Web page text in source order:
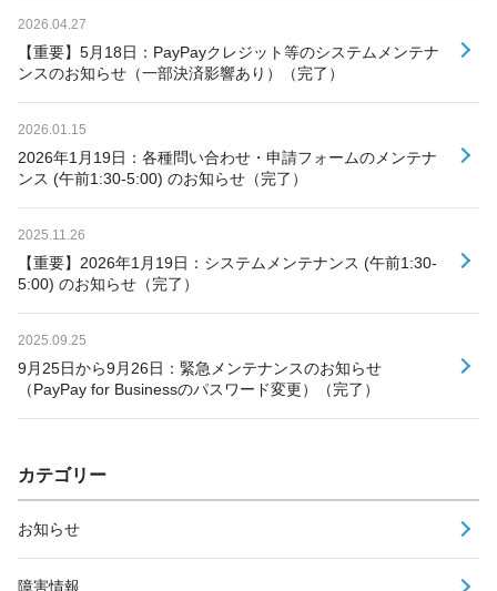
2026.04.27
【重要】5月18日：PayPayクレジット等のシステムメンテナ
ンスのお知らせ（一部決済影響あり）（完了）
2026.01.15
2026年1月19日：各種問い合わせ・申請フォームのメンテナ
ンス (午前1:30-5:00) のお知らせ（完了）
2025.11.26
【重要】2026年1月19日：システムメンテナンス (午前1:30-
5:00) のお知らせ（完了）
2025.09.25
9月25日から9月26日：緊急メンテナンスのお知らせ
（PayPay for Businessのパスワード変更）（完了）
カテゴリー
お知らせ
障害情報